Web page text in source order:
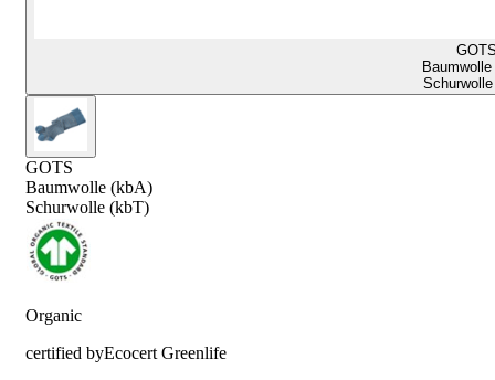
GOTS
Baumwolle (kbA)
Schurwolle (kbT)
Organic
certified byEcocert Greenlife